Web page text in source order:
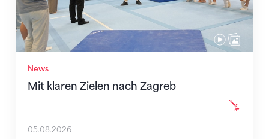
News
Mit klaren Zielen nach Zagreb
05.08.2026